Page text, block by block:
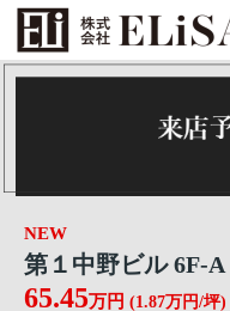
NEW
第１中野ビル 6F-A
65.45万円 (1.87万円/坪)